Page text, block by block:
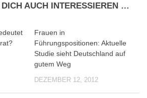
AUCH INTERESSIEREN …
Frauen in
Führungspositionen: Aktuelle
Studie sieht Deutschland auf
gutem Weg
DEZEMBER 12, 2012